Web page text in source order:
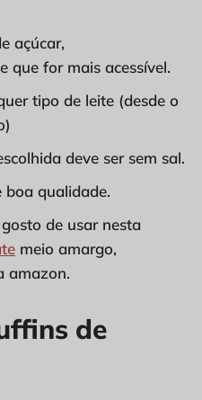
açúcar,
que for mais acessível.
tipo de leite (desde o
deve ser sem sal.
boa qualidade.
de usar nesta
meio amargo,
amazon.
de